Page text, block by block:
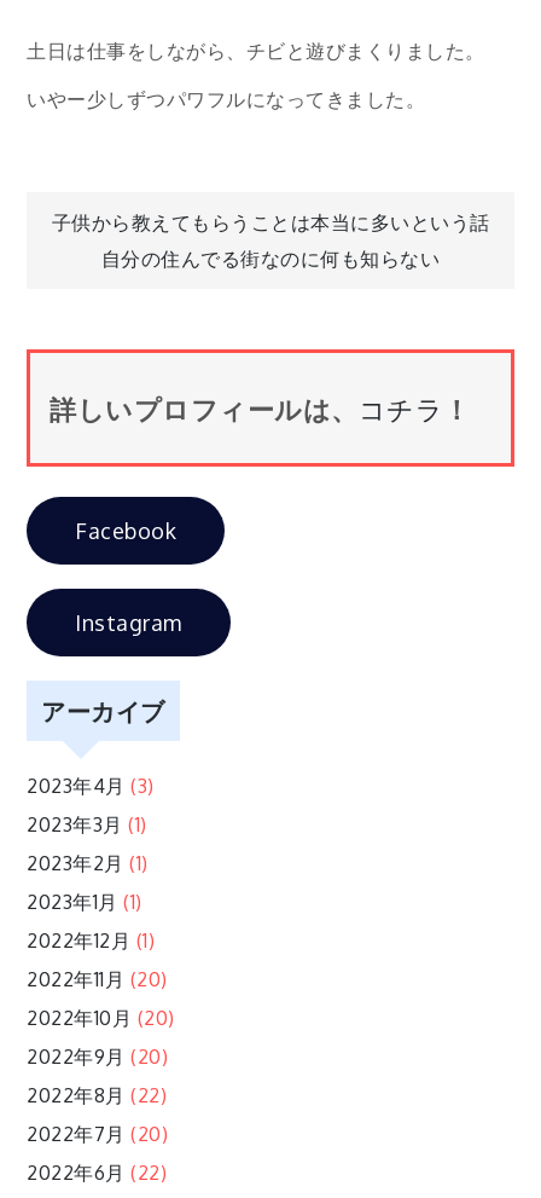
土日は仕事をしながら、チビと遊びまくりました。
いやー少しずつパワフルになってきました。
投
ナ
ビ
ゲ
ー
シ
ョ
ン
子供から教えてもらうことは本当に多いという話
自分の住んでる街なのに何も知らない
詳しいプロフィールは、 コチラ ！
Facebook
Instagram
アーカイブ
2023年4月 (3)
2023年3月 (1)
2023年2月 (1)
2023年1月 (1)
2022年12月 (1)
2022年11月 (20)
2022年10月 (20)
2022年9月 (20)
2022年8月 (22)
2022年7月 (20)
2022年6月 (22)